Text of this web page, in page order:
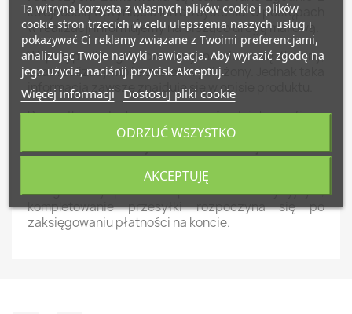
kolejnością wpłynięcia ich do systemu. O postępach
w realizacji informujemy na bieżąco drogą mailową.
W przypadku gdy czekamy na dostawę tkaniny,
czas realizacji może zostać wydłużony. Jednak taka
informacja zawsze znajduje się w opisie produktu.
Przesyłki są dostarczane za pośrednictwem firmy
kurierskiej InPost -do czasu realizacji należy
dodatkowo doliczyć czas dostawy: 1-2 dni
Uwaga! Przy płatności przelewem tradycyjnym,
kompletowanie przesyłki rozpoczyna się po
zaksięgowaniu płatności na koncie.
Ta witryna korzysta z własnych plików cookie i plików
cookie stron trzecich w celu ulepszenia naszych usług i
pokazywać Ci reklamy związane z Twoimi preferencjami,
analizując Twoje nawyki nawigacja. Aby wyrazić zgodę na
jego użycie, naciśnij przycisk Akceptuj.
Więcej informacji Dostosuj pliki cookie
ODRZUĆ WSZYSTKO
AKCEPTUJĘ